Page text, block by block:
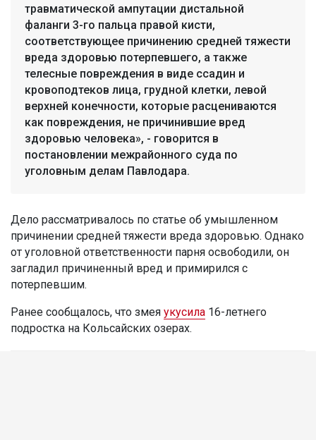
травматической ампутации дистальной
фаланги 3-го пальца правой кисти,
соответствующее причинению средней тяжести
вреда здоровью потерпевшего, а также
телесные повреждения в виде ссадин и
кровоподтеков лица, грудной клетки, левой
верхней конечности, которые расцениваются
как повреждения, не причинившие вред
здоровью человека», - говорится в
постановлении межрайонного суда по
уголовным делам Павлодара.
Дело рассматривалось по статье об умышленном
причинении средней тяжести вреда здоровью. Однако
от уголовной ответственности парня освободили, он
загладил причиненный вред и примирился с
потерпевшим.
Ранее сообщалось, что змея укусила 16-летнего
подростка на Кольсайских озерах.